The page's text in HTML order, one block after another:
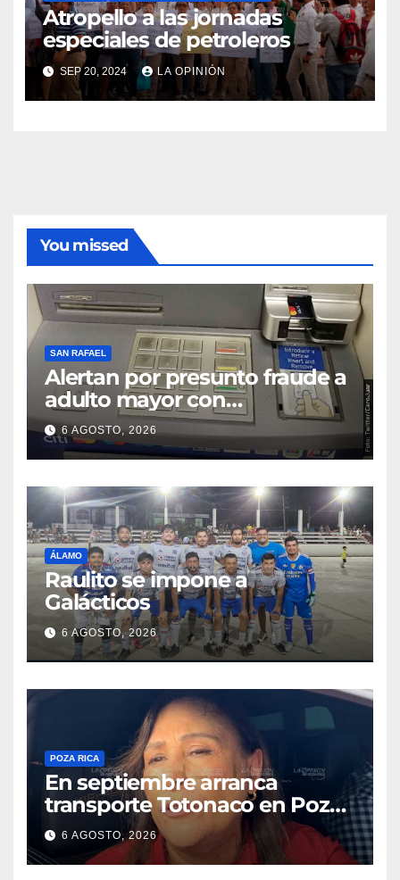
Atropello a las jornadas
especiales de petroleros
SEP 20, 2024 LA OPINIÓN
You missed
SAN RAFAEL
Alertan por presunto fraude a
adulto mayor con
discapacidad visual en cajero
bancario
6 AGOSTO, 2026
ÁLAMO
Raulito se impone a
Galácticos
6 AGOSTO, 2026
POZA RICA
En septiembre arranca
transporte Totonaco en Poza
Rica
6 AGOSTO, 2026